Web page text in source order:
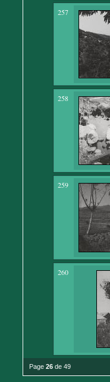
257
258
259
260
Page 26 de 49